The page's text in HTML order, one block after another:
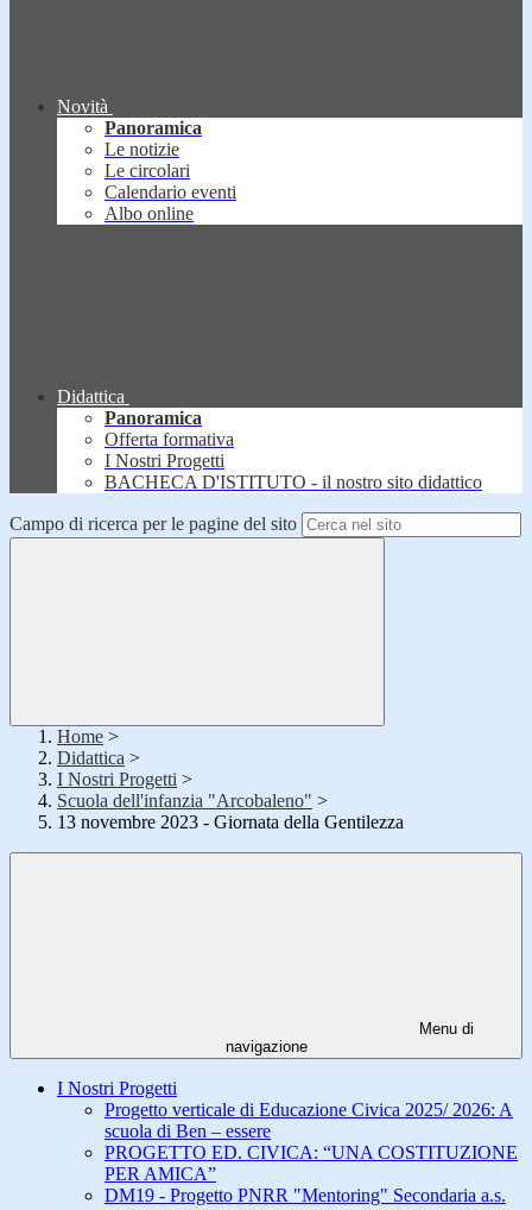
Novità
Panoramica
Le notizie
Le circolari
Calendario eventi
Albo online
Didattica
Panoramica
Offerta formativa
I Nostri Progetti
BACHECA D'ISTITUTO - il nostro sito didattico
Campo di ricerca per le pagine del sito
Home >
Didattica >
I Nostri Progetti >
Scuola dell'infanzia "Arcobaleno" >
13 novembre 2023 - Giornata della Gentilezza
Menu di
navigazione
I Nostri Progetti
Progetto verticale di Educazione Civica 2025/ 2026: A
scuola di Ben – essere
PROGETTO ED. CIVICA: “UNA COSTITUZIONE
PER AMICA”
DM19 - Progetto PNRR "Mentoring" Secondaria a.s.